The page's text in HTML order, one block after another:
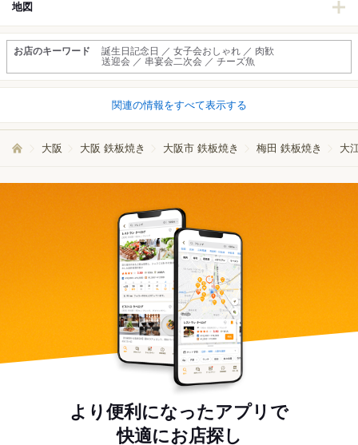
地図
お店のキーワード
誕生日記念日 ／ 女子会おしゃれ ／ 肉歓
送迎会 ／ 串宴会二次会 ／ チーズ魚
関連の情報をすべて表示する
大阪 大阪 鉄板焼き 大阪市 鉄板焼き 梅田 鉄板焼き 大
より便利になったアプリで
快適にお店探し